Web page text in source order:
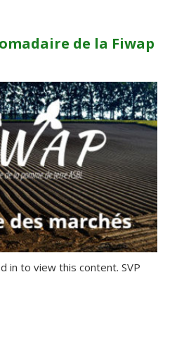
de la Fiwap
in to view this content. SVP